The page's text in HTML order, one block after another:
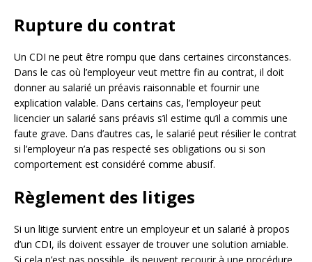
Rupture du contrat
Un CDI ne peut être rompu que dans certaines circonstances.
Dans le cas où l’employeur veut mettre fin au contrat, il doit
donner au salarié un préavis raisonnable et fournir une
explication valable. Dans certains cas, l’employeur peut
licencier un salarié sans préavis s’il estime qu’il a commis une
faute grave. Dans d’autres cas, le salarié peut résilier le contrat
si l’employeur n’a pas respecté ses obligations ou si son
comportement est considéré comme abusif.
Règlement des litiges
Si un litige survient entre un employeur et un salarié à propos
d’un CDI, ils doivent essayer de trouver une solution amiable.